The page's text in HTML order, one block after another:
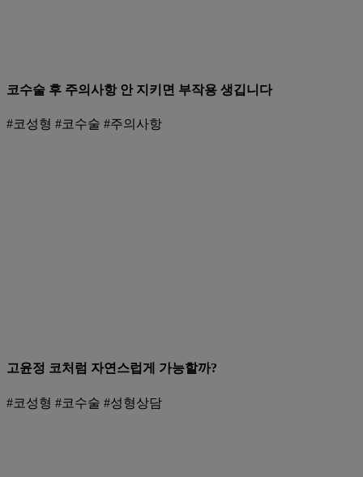
코수술 후 주의사항 안 지키면 부작용 생깁니다
#코성형 #코수술 #주의사항
고윤정 코처럼 자연스럽게 가능할까?
#코성형 #코수술 #성형상담